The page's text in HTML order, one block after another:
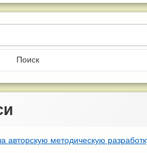
авторскую методическую